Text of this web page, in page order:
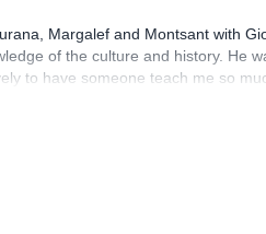
Margalef and Montsant with
of the culture and history. He
to have someone teach me so
my time in the mountains. I